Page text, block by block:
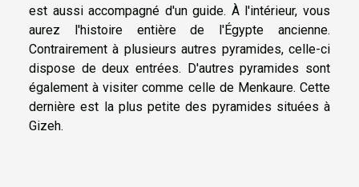
est aussi accompagné d'un guide. À l'intérieur, vous
aurez l'histoire entière de l'Égypte ancienne.
Contrairement à plusieurs autres pyramides, celle-ci
dispose de deux entrées. D'autres pyramides sont
également à visiter comme celle de Menkaure. Cette
dernière est la plus petite des pyramides situées à
Gizeh.